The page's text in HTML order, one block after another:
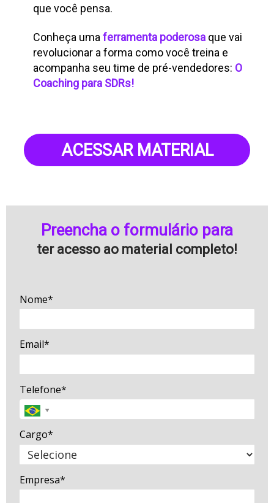
que você pensa.
Conheça uma ferramenta poderosa que vai
revolucionar a forma como você treina e
acompanha seu time de pré-vendedores: O
Coaching para SDRs!
ACESSAR MATERIAL
Preencha o formulário para
ter acesso ao material completo!
Nome*
Email*
Telefone*
Cargo*
Empresa*